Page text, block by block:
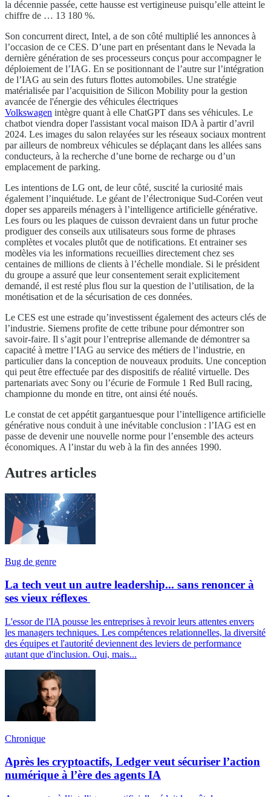
la décennie passée, cette hausse est vertigineuse puisqu’elle atteint le
chiffre de … 13 180 %.
Son concurrent direct, Intel, a de son côté multiplié les annonces à
l’occasion de ce CES. D’une part en présentant dans le Nevada la
dernière génération de ses processeurs conçus pour accompagner le
déploiement de l’IAG. En se positionnant de l’autre sur l’intégration
de l’IAG au sein des futurs flottes automobiles. Une stratégie
matérialisée par l’acquisition de Silicon Mobility pour la gestion
avancée de l'énergie des véhicules électriques
Volkswagen intègre quant à elle ChatGPT dans ses véhicules. Le
chatbot viendra doper l'assistant vocal maison IDA à partir d’avril
2024. Les images du salon relayées sur les réseaux sociaux montrent
par ailleurs de nombreux véhicules se déplaçant dans les allées sans
conducteurs, à la recherche d’une borne de recharge ou d’un
emplacement de parking.
Les intentions de LG ont, de leur côté, suscité la curiosité mais
également l’inquiétude. Le géant de l’électronique Sud-Coréen veut
doper ses appareils ménagers à l’intelligence artificielle générative.
Les fours ou les plaques de cuisson devraient dans un futur proche
prodiguer des conseils aux utilisateurs sous forme de phrases
complètes et vocales plutôt que de notifications. Et entrainer ses
modèles via les informations recueillies directement chez ses
centaines de millions de clients à l’échelle mondiale. Si le président
du groupe a assuré que leur consentement serait explicitement
demandé, il est resté plus flou sur la question de l’utilisation, de la
monétisation et de la sécurisation de ces données.
Le CES est une estrade qu’investissent également des acteurs clés de
l’industrie. Siemens profite de cette tribune pour démontrer son
savoir-faire. Il s’agit pour l’entreprise allemande de démontrer sa
capacité à mettre l’IAG au service des métiers de l’industrie, en
particulier dans la conception de nouveaux produits. Une conception
qui peut être effectuée par des dispositifs de réalité virtuelle. Des
partenariats avec Sony ou l’écurie de Formule 1 Red Bull racing,
championne du monde en titre, ont ainsi été noués.
Le constat de cet appétit gargantuesque pour l’intelligence artificielle
générative nous conduit à une inévitable conclusion : l’IAG est en
passe de devenir une nouvelle norme pour l’ensemble des acteurs
économiques. A l’instar du web à la fin des années 1990.
Autres articles
Bug de genre
La tech veut un autre leadership... sans renoncer à
ses vieux réflexes
L'essor de l'IA pousse les entreprises à revoir leurs attentes envers
les managers techniques. Les compétences relationnelles, la diversité
des équipes et l'autorité deviennent des leviers de performance
autant que d'inclusion. Oui, mais...
Chronique
Après les cryptoactifs, Ledger veut sécuriser l’action
numérique à l’ère des agents IA